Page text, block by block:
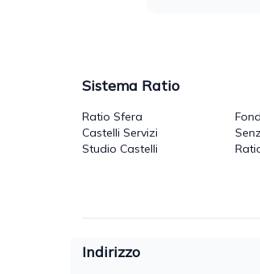
Sistema Ratio
Ratio Sfera
Castelli Servizi
Studio Castelli
Indirizzo